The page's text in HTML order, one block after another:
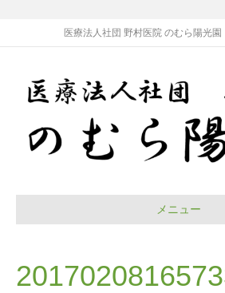
医療法人社団 野村医院 のむら陽光園
メニュー